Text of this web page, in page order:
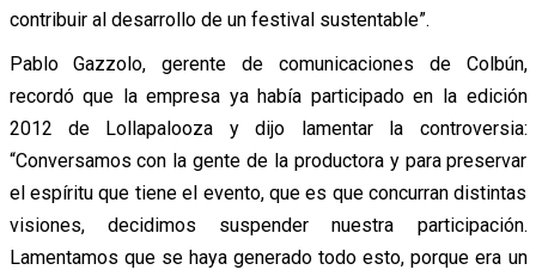
contribuir al desarrollo de un festival sustentable”.
Pablo Gazzolo, gerente de comunicaciones de Colbún,
recordó que la empresa ya había participado en la edición
2012 de Lollapalooza y dijo lamentar la controversia:
“Conversamos con la gente de la productora y para preservar
el espíritu que tiene el evento, que es que concurran distintas
visiones, decidimos suspender nuestra participación.
Lamentamos que se haya generado todo esto, porque era un